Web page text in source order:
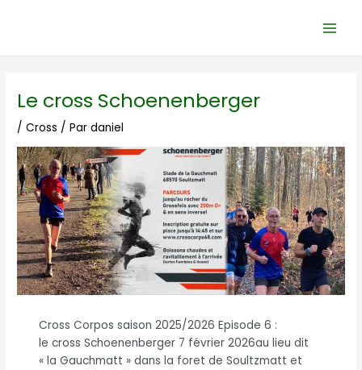
Le cross Schoenenberger
/Cross / Pardaniel
Cross Corpos saison 2025/2026 Episode 6 :
le cross Schoenenberger 7 février 2026au lieu dit
« la Gauchmatt » dans la foret de Soultzmatt et